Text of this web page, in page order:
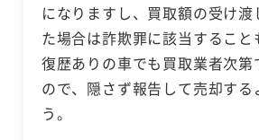
になりますし、買取額の受け
た場合は詐欺罪に該当するこ
復歴ありの車でも買取業者次第
ので、隠さず報告して売却する
う。